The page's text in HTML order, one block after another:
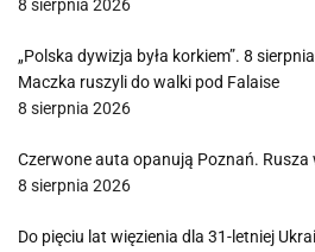
8 sierpnia 2026
„Polska dywizja była korkiem”. 8
Maczka ruszyli do walki pod Falaise
8 sierpnia 2026
Czerwone auta opanują Poznań. Rusza
8 sierpnia 2026
Do pięciu lat więzienia dla 31-letniej